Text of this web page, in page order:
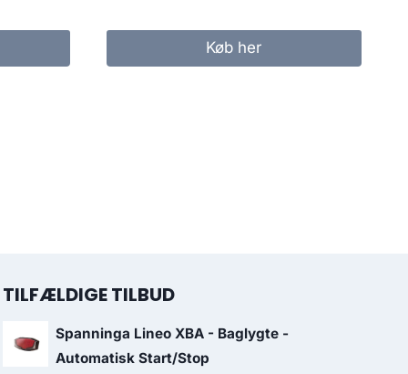
Køb her
TILFÆLDIGE TILBUD
Spanninga Lineo XBA - Baglygte -
Automatisk Start/Stop